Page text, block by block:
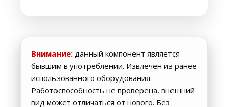
Внимание: данный компонент является
бывшим в употреблении. Извлечён из ранее
использованного оборудования.
Работоспособность не проверена, внешний
вид может отличаться от нового. Без